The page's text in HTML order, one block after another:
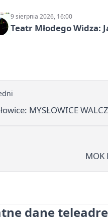
9 sierpnia 2026, 16:00
Teatr Młodego Widza:
MYSŁOWICE
MOK
dane